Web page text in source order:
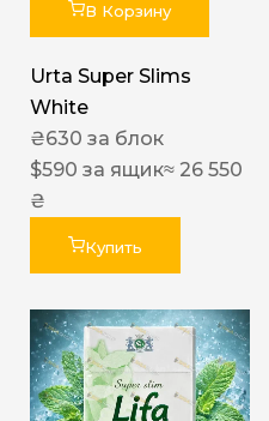
В Корзину
Urta Super Slims
White
₴630 за блок
$590 за ящик≈ 26 550
₴
Купить